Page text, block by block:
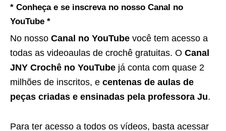
* Conheça e se inscreva no nosso Canal no
YouTube *
No nosso Canal no YouTube você tem acesso a
todas as videoaulas de crochê gratuitas. O Canal
JNY Crochê no YouTube já conta com quase 2
milhões de inscritos, e centenas de aulas de
peças criadas e ensinadas pela professora Ju.
Para ter acesso a todos os vídeos, basta acessar